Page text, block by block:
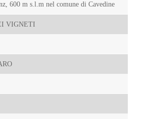
600 m s.l.m nel comune di Cavedine
VIGNETI